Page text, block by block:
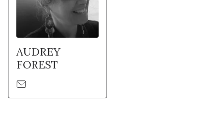
AUDREY
FOREST